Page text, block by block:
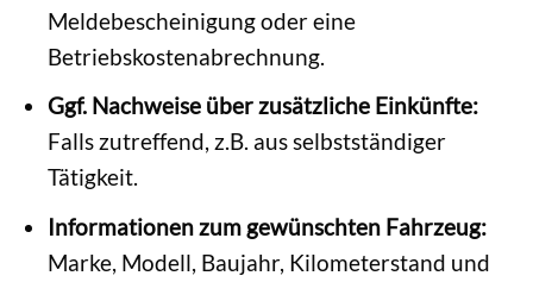
Meldebescheinigung oder eine
Betriebskostenabrechnung.
Ggf. Nachweise über zusätzliche Einkünfte:
Falls zutreffend, z.B. aus selbstständiger
Tätigkeit.
Informationen zum gewünschten Fahrzeug:
Marke, Modell, Baujahr, Kilometerstand und